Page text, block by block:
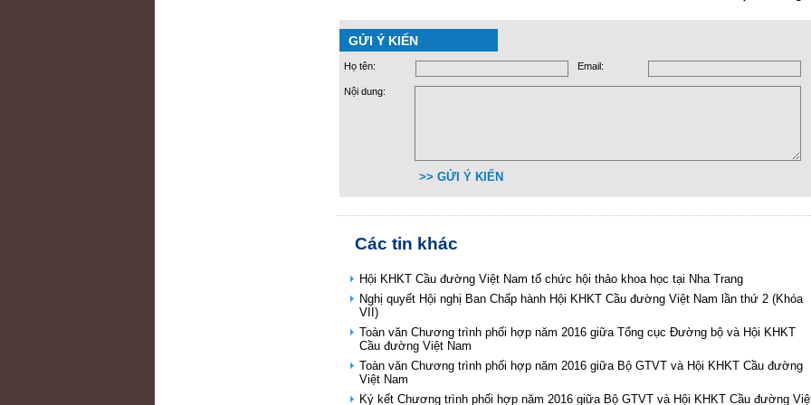
GỬI Ý KIẾN
Họ tên: Email:
Nội dung:
>> GỬI Ý KIẾN
Các tin khác
Hội KHKT Cầu đường Việt Nam tổ chức hội thảo khoa học tại Nha Trang
Nghị quyết Hội nghị Ban Chấp hành Hội KHKT Cầu đường Việt Nam lần thứ 2 (Khóa
VII)
Toàn văn Chương trình phối hợp năm 2016 giữa Tổng cục Đường bộ và Hội KHKT
Cầu đường Việt Nam
Toàn văn Chương trình phối hợp năm 2016 giữa Bộ GTVT và Hội KHKT Cầu đường
Việt Nam
Ký kết Chương trình phối hợp năm 2016 giữa Bộ GTVT và Hội KHKT Cầu đường